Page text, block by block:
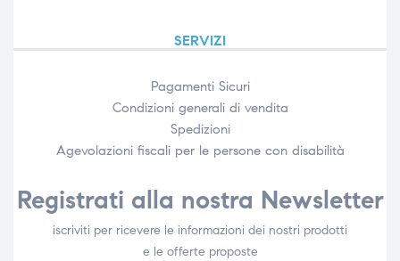
SERVIZI
Pagamenti Sicuri
Condizioni generali di vendita
Spedizioni
Agevolazioni fiscali per le persone con disabilità​
Registrati alla nostra Newsletter
iscriviti per ricevere le informazioni dei nostri prodotti
e le offerte proposte